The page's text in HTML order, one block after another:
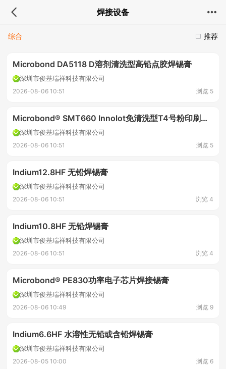
焊接设备
推荐
综合
Microbond DA5118 D溶剂清洗型高铅点胶焊锡膏
深圳市俊基瑞祥科技有限公司
2026-08-06 10:51 浏览 5
Microbond® SMT660 Innolot免清洗型T4号粉印刷锡膏
深圳市俊基瑞祥科技有限公司
2026-08-06 10:51 浏览 5
Indium12.8HF 无铅焊锡膏
深圳市俊基瑞祥科技有限公司
2026-08-06 10:51 浏览 4
Indium10.8HF 无铅焊锡膏
深圳市俊基瑞祥科技有限公司
2026-08-06 10:51 浏览 4
Microbond® PE830功率电子芯片焊接锡膏
深圳市俊基瑞祥科技有限公司
2026-08-06 10:49 浏览 9
Indium6.6HF 水溶性无铅或含铅焊锡膏
深圳市俊基瑞祥科技有限公司
2026-08-05 10:00 浏览 6